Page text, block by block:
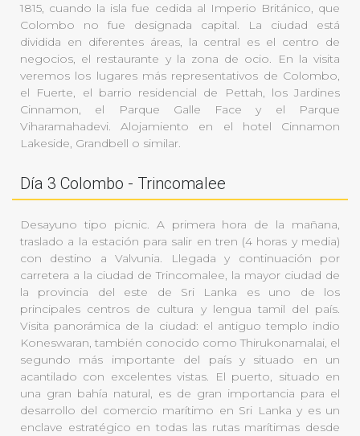
1815, cuando la isla fue cedida al Imperio Británico, que
Colombo no fue designada capital. La ciudad está
dividida en diferentes áreas, la central es el centro de
negocios, el restaurante y la zona de ocio. En la visita
veremos los lugares más representativos de Colombo,
el Fuerte, el barrio residencial de Pettah, los Jardines
Cinnamon, el Parque Galle Face y el Parque
Viharamahadevi. Alojamiento en el hotel Cinnamon
Lakeside, Grandbell o similar.
Día 3 Colombo - Trincomalee
Desayuno tipo picnic. A primera hora de la mañana,
traslado a la estación para salir en tren (4 horas y media)
con destino a Valvunia. Llegada y continuación por
carretera a la ciudad de Trincomalee, la mayor ciudad de
la provincia del este de Sri Lanka es uno de los
principales centros de cultura y lengua tamil del país.
Visita panorámica de la ciudad: el antiguo templo indio
Koneswaran, también conocido como Thirukonamalai, el
segundo más importante del país y situado en un
acantilado con excelentes vistas. El puerto, situado en
una gran bahía natural, es de gran importancia para el
desarrollo del comercio marítimo en Sri Lanka y es un
enclave estratégico en todas las rutas marítimas desde